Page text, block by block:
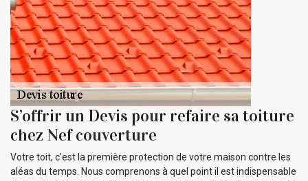
S’offrir un Devis pour refaire sa toiture
chez Nef couverture
Votre toit, c'est la première protection de votre maison contre les
aléas du temps. Nous comprenons à quel point il est indispensable